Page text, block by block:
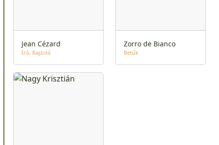
Jean Cézard
Író Rajzoló
Zorro de Bianco
Betűk